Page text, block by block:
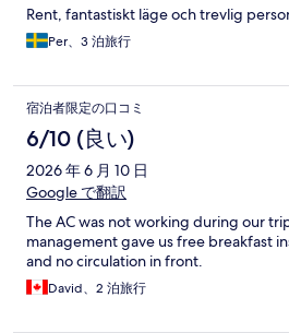
Rent, fantastiskt läge och trevlig
Per、3 泊旅行
宿泊者限定の口コミ
6/10 (良い)
2026 年 6 月 10 日
Google で翻訳
The AC was not working during our
management gave us free breakfast
and no circulation in front.
David、2 泊旅行